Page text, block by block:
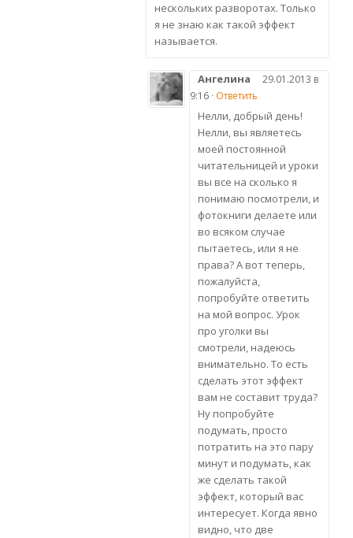
нескольких разворотах. Только
я не знаю как такой эффект
называется.
Ангелина
29.01.2013 в
9:16 · Ответить
Нелли, добрый день!
Нелли, вы являетесь
моей постоянной
читательницей и уроки
вы все на сколько я
понимаю посмотрели, и
фотокниги делаете или
во всяком случае
пытаетесь, или я не
права? А вот теперь,
пожалуйста,
попробуйте ответить
на мой вопрос. Урок
про уголки вы
смотрели, надеюсь
внимательно. То есть
сделать этот эффект
вам не составит труда?
Ну попробуйте
подумать, просто
потратить на это пару
минут и подумать, как
же сделать такой
эффект, который вас
интересует. Когда явно
видно, что две